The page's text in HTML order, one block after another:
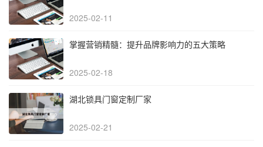
2025-02-11
掌握营销精髓：提升品牌影响力的五大策略
2025-02-18
湖北锁具门窗定制厂家
2025-02-21